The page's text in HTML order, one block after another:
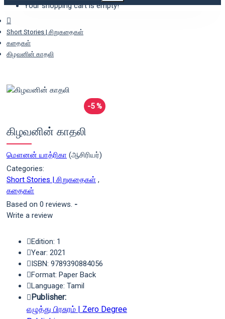
Your shopping cart is empty!
Short Stories | சிறுகதைகள்
கதைகள்
கிழவனின் காதலி
-5 %
கிழவனின் காதலி
மௌனன் யாத்ரிகா (ஆசிரியர்)
Categories:
Short Stories | சிறுகதைகள் ,
கதைகள்
Based on 0 reviews. -
Write a review
Edition: 1
Year: 2021
ISBN: 9789390884056
Format: Paper Back
Language: Tamil
Publisher:
எழுத்து பிரசுரம் | Zero Degree